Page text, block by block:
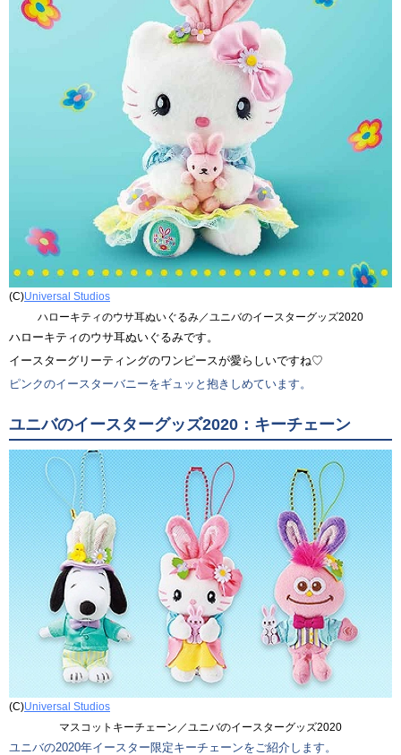
(C)Universal Studios
ハローキティのウサ耳ぬいぐるみ／ユニバのイースターグッズ2020
ハローキティのウサ耳ぬいぐるみです。
イースターグリーティングのワンピースが愛らしいですね♡
ピンクのイースターバニーをギュッと抱きしめています。
ユニバのイースターグッズ2020：キーチェーン
(C)Universal Studios
マスコットキーチェーン／ユニバのイースターグッズ2020
ユニバの2020年イースター限定キーチェーンをご紹介します。